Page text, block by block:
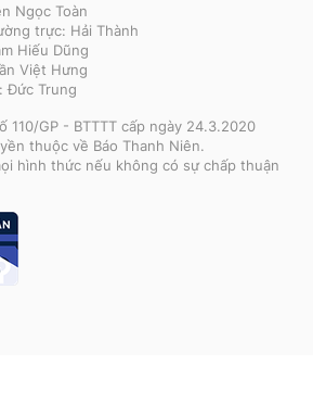
Ngọc Toàn
trực: Hải Thành
Hiếu Dũng
Việt Hưng
Đức Trung
110/GP - BTTTT cấp ngày 24.3.2020
thuộc về Báo Thanh Niên.
hình thức nếu không có sự chấp thuận